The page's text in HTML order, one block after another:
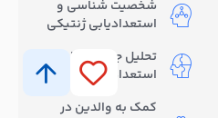
شخصیت شناسی و
استعدادیابی ژنتیکی
تحلیل جامع توانایی‌ها و
استعدادهای ذاتی
کمک به والدین در